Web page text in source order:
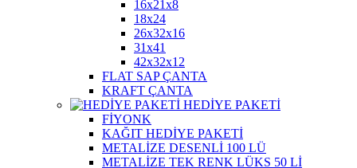
16x21x8
18x24
26x32x16
31x41
42x32x12
FLAT SAP ÇANTA
KRAFT ÇANTA
HEDİYE PAKETİ
FİYONK
KAĞIT HEDİYE PAKETİ
METALİZE DESENLİ 100 LÜ
METALİZE TEK RENK LÜKS 50 Lİ